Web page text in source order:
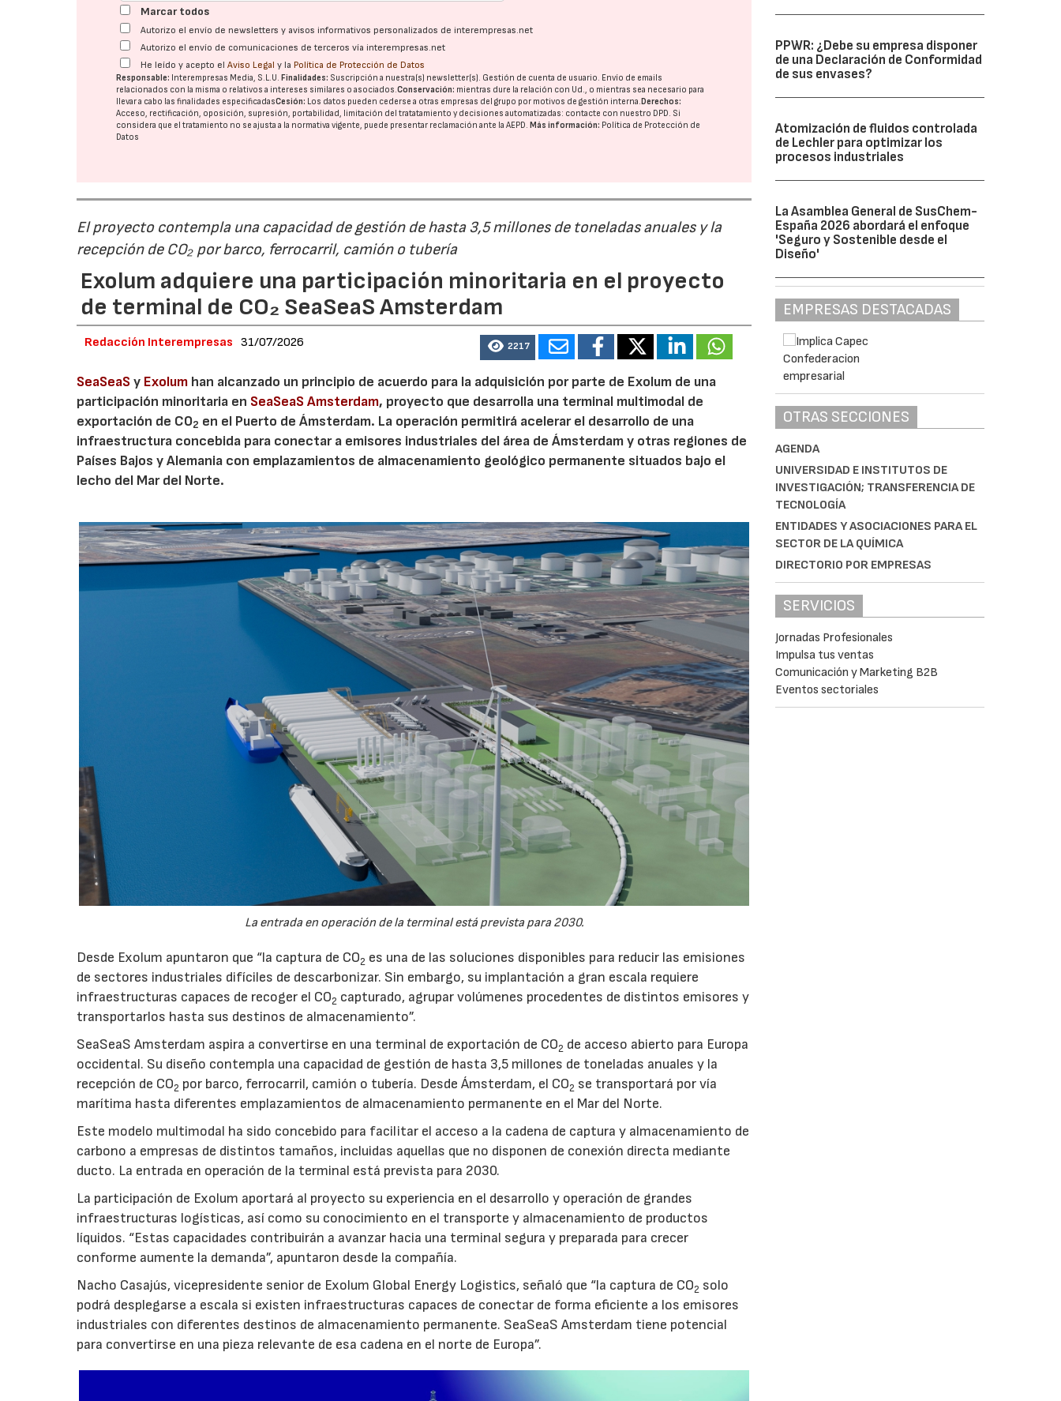
Marcar todos
Autorizo el envío de newsletters y avisos informativos personalizados de interempresas.net
Autorizo el envío de comunicaciones de terceros vía interempresas.net
He leído y acepto elAviso Legal y la Política de Protección de Datos
Responsable: Interempresas Media, S.L.U.Finalidades: Suscripción a nuestra(s) newsletter(s). Gestión de cuenta de usuario. Envío de emails
relacionados con la misma o relativos a intereses similares o asociados.Conservación: mientras dure la relación con Ud., o mientras sea necesario para
llevar a cabo las finalidades especificadasCesión: Los datos pueden cederse a otras empresas del grupo por motivos de gestión interna.Derechos:
Acceso, rectificación, oposición, supresión, portabilidad, limitación del tratatamiento y decisiones automatizadas: contacte con nuestro DPD. Si
considera que el tratamiento no se ajusta a la normativa vigente, puede presentar reclamación ante laAEPD.Más información: Política de Protección de
Datos
El proyecto contempla una capacidad de gestión de hasta 3,5 millones de toneladas anuales y la
recepción de CO₂ por barco, ferrocarril, camión o tubería
Exolum adquiere una participación minoritaria en el proyecto
de terminal de CO₂ SeaSeaS Amsterdam
Redacción Interempresas 31/07/2026 2217
SeaSeaSy Exolum han alcanzado un principio de acuerdo para la adquisición por parte de Exolum de una
participación minoritaria en SeaSeaS Amsterdam, proyecto que desarrolla una terminal multimodal de
exportación de CO2 en el Puerto de Ámsterdam. La operación permitirá acelerar el desarrollo de una
infraestructura concebida para conectar a emisores industriales del área de Ámsterdam y otras regiones de
Países Bajos y Alemania con emplazamientos de almacenamiento geológico permanente situados bajo el
lecho del Mar del Norte.
La entrada en operación de la terminal está prevista para 2030.
Desde Exolum apuntaron que “la captura de CO2 es una de las soluciones disponibles para reducir las emisiones
de sectores industriales difíciles de descarbonizar. Sin embargo, su implantación a gran escala requiere
infraestructuras capaces de recoger el CO2 capturado, agrupar volúmenes procedentes de distintos emisores y
transportarlos hasta sus destinos de almacenamiento”.
SeaSeaS Amsterdam aspira a convertirse en una terminal de exportación de CO2 de acceso abierto para Europa
occidental. Su diseño contempla una capacidad de gestión de hasta 3,5 millones de toneladas anuales y la
recepción de CO2 por barco, ferrocarril, camión o tubería. Desde Ámsterdam, el CO2 se transportará por vía
marítima hasta diferentes emplazamientos de almacenamiento permanente en el Mar del Norte.
Este modelo multimodal ha sido concebido para facilitar el acceso a la cadena de captura y almacenamiento de
carbono a empresas de distintos tamaños, incluidas aquellas que no disponen de conexión directa mediante
ducto. La entrada en operación de la terminal está prevista para 2030.
La participación de Exolum aportará al proyecto su experiencia en el desarrollo y operación de grandes
infraestructuras logísticas, así como su conocimiento en el transporte y almacenamiento de productos
líquidos. “Estas capacidades contribuirán a avanzar hacia una terminal segura y preparada para crecer
conforme aumente la demanda”, apuntaron desde la compañía.
Nacho Casajús, vicepresidente senior de Exolum Global Energy Logistics, señaló que “la captura de CO2 solo
podrá desplegarse a escala si existen infraestructuras capaces de conectar de forma eficiente a los emisores
industriales con diferentes destinos de almacenamiento permanente. SeaSeaS Amsterdam tiene potencial
para convertirse en una pieza relevante de esa cadena en el norte de Europa”.
PPWR: ¿Debe su empresa disponer
de una Declaración de Conformidad
de sus envases?
Atomización de fluidos controlada
de Lechler para optimizar los
procesos industriales
La Asamblea General de SusChem-
España 2026 abordará el enfoque
'Seguro y Sostenible desde el
Diseño'
EMPRESAS DESTACADAS
OTRAS SECCIONES
AGENDA
UNIVERSIDAD E INSTITUTOS DE
INVESTIGACIÓN; TRANSFERENCIA DE
TECNOLOGÍA
ENTIDADES Y ASOCIACIONES PARA EL
SECTOR DE LA QUÍMICA
DIRECTORIO POR EMPRESAS
SERVICIOS
Jornadas Profesionales
Impulsa tus ventas
Comunicación y Marketing B2B
Eventos sectoriales